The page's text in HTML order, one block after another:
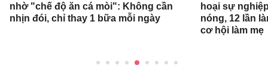
nhờ "chế độ ăn cá mòi": Không cần
nhịn đói, chỉ thay 1 bữa mỗi ngày
hoại sự
nóng, 12 lần
cơ hội làm mẹ